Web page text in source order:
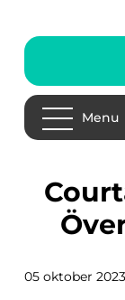
Menu
Courtage: En Grundlig
05 oktober 2023